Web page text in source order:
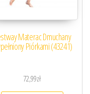
Materac Dmuchany
Piórkami (43241)
72,99zł